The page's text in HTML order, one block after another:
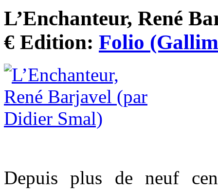
L’Enchanteur, René
€ Edition: Folio
Depuis plus de neuf